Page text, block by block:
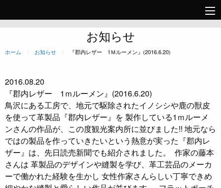
お知らせ
ホーム お知らせ 現在のページ:
『郡内レザー 1Ｍルーメン』(2016.6.20)
2016.08.20
『郡内レザー 1ｍルーメン』(2016.6.20)
鳥沢にある工房で、地元で駆除されたイノシシや鹿の獣皮
を使って革製品『郡内レザー』を 製作している1ｍルーメ
ンさんの作品が、この度観光案内所に並びました!! 地元なら
ではの製品を作っていきたいという熱意が実った『郡内レ
ザー』は、先日読売新聞でも紹介されました。
作家の藤本
さんは 革製品のデザインや縫製を学び、革工芸品のメーカ
ーで働かれた経験を生かし 女性作家さんらしい丁寧できめ